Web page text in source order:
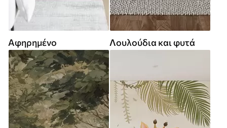
Αφηρημένο Λουλούδια και φυτά